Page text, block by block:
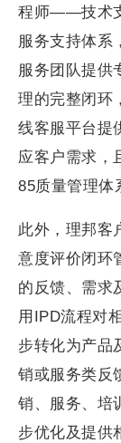
程师——技术
服务支持体系
服务团队提供
理的完整闭环
线客服平台提
应客户需求，
85质量管理体
此外，理邦客
意度评价闭环
的反馈、需求
用IPD流程对
步转化为产品
销或服务类反
销、服务、培
步优化及提供